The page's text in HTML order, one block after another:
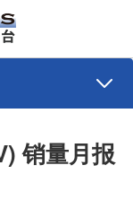
销量月报